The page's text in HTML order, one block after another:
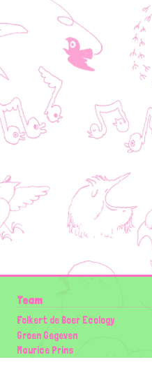
Team
Folkert de Boer Ecology
Groen Gegeven
Maurice Prins